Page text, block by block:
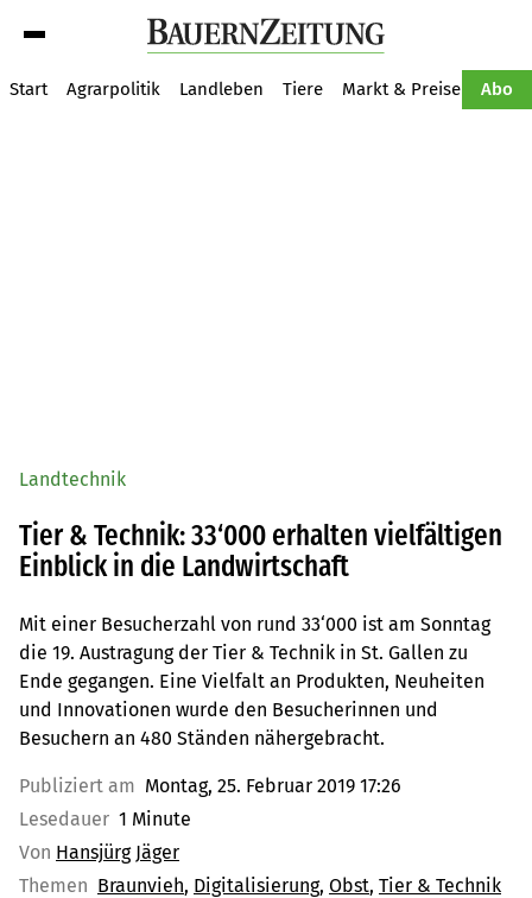
Start Agrarpolitik Landleben Tiere Markt & Preise Abo
Landtechnik
Tier & Technik: 33‘000 erhalten vielfältigen
Einblick in die Landwirtschaft
Mit einer Besucherzahl von rund 33‘000 ist am Sonntag
die 19. Austragung der Tier & Technik in St. Gallen zu
Ende gegangen. Eine Vielfalt an Produkten, Neuheiten
und Innovationen wurde den Besucherinnen und
Besuchern an 480 Ständen nähergebracht.
Publiziert am Montag, 25. Februar 2019 17:26
Lesedauer 1 Minute
Von Hansjürg Jäger
Themen Braunvieh Digitalisierung Obst Tier & Technik